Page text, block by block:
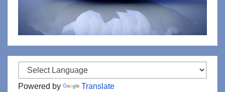
Powered by Translate